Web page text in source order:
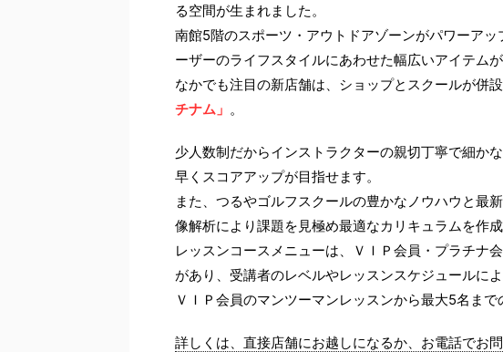
る空間が生まれました。
南館5階のスポーツ・アウトドアゾーンがパワーア
ーザーのライフスタイルにあわせた幅広いアイテムが
なかでも注目の新店舗は、ショップとスクールが併
チナム」 。
少人数制だからインストラクターの親切丁寧で細か
早くスコアアップが目指せます。
また、つるやゴルフスクールの豊かなノウハウと最
像解析により課題を見極め最適なカリキュラムを作成
レッスンコースメニューは、ＶＩＰ会員・プラチナ
があり、受講者のレベルやレッスンスケジュールに
ＶＩＰ会員のマンツーマンレッスンから最大5名まで
詳しくは、直接店舗にお越しになるか、お電話でお問